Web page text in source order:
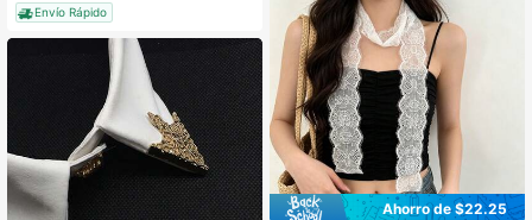
Envío Rápido
Ahorro de $22.25